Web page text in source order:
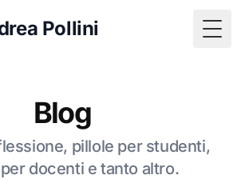
Pollini
Blog
pillole per studenti,
docenti e tanto altro.